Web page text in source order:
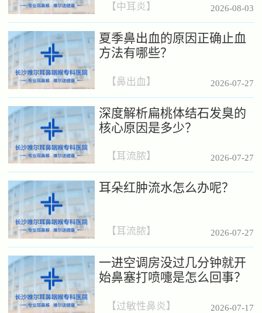
2026-08-03
【中耳炎 】
夏季鼻出血的原因正确止血
方法有哪些？
2026-07-27
【鼻出血 】
深度解析扁桃体结石发臭的
核心原因是多少？
2026-07-27
【耳流脓】
耳朵红肿流水怎么办呢？
2026-07-27
【耳流脓】
一进空调房没过几分钟就开
始鼻塞打喷嚏是怎么回事？
2026-07-17
【过敏性鼻炎 】